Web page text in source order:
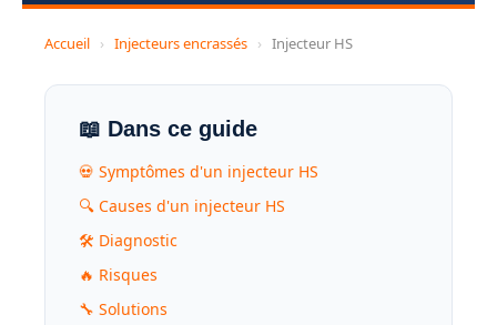
Accueil › Injecteurs encrassés › Injecteur HS
📖 Dans ce guide
💀 Symptômes d'un injecteur HS
🔍 Causes d'un injecteur HS
🛠️ Diagnostic
🔥 Risques
🔧 Solutions